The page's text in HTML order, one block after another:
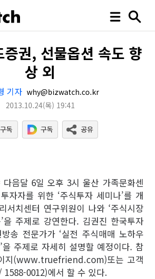
증권, 선물옵션 속도 향
상 외
기자 why@bizwatch.co.kr
2013.10.24(목) 19:41
음달 6일 오후 3시 울산 가족문화센
자자를 위한 ‘주식투자 세미나’를 개
치센터 연구위원이 나와 ‘주식시장
을 주제로 강연한다. 김권진 한국투자
송 전문가가 ‘실전 주식매매 노하우
을 주제로 자세히 설명할 예정이다. 참
지(www.truefriend.com)또는 고객
1588-0012)에서 할 수 있다.